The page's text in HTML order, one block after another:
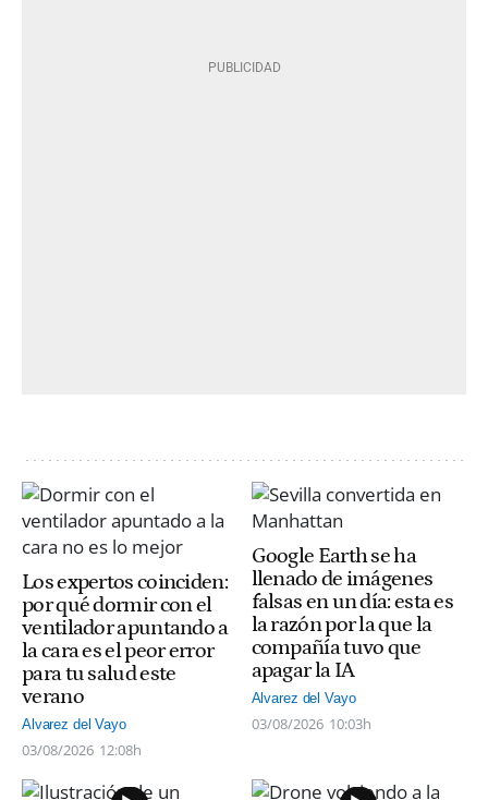
Los expertos coinciden:
por qué dormir con el
ventilador apuntando a
la cara es el peor error
para tu salud este
verano
Alvarez del Vayo
03/08/2026 12:08h
Google Earth se ha
llenado de imágenes
falsas en un día: esta es
la razón por la que la
compañía tuvo que
apagar la IA
Alvarez del Vayo
03/08/2026 10:03h